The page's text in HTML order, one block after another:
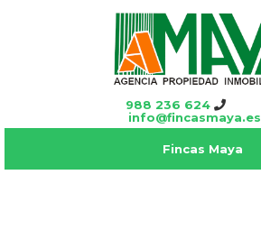
988 236 624
info@fincasmaya.es
Fincas Maya